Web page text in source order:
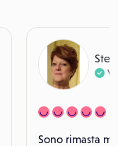
Sono rimasta